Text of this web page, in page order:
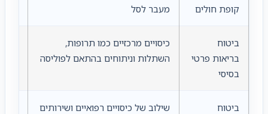
קופת חולים
מעבר לסל
ביטוח
בריאות פרטי
בסיסי
כיסויים מרכזיים כמו תרופות,
השתלות וניתוחים בהתאם לפוליסה
ביטוח
שילוב של כיסויים רפואיים ושירותים